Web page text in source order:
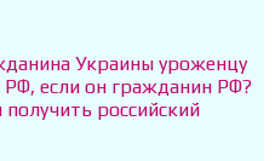
Украины уроженцу
если он гражданин РФ?
российский